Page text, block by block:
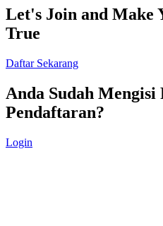
Let's Join and Make
True
Daftar Sekarang
Anda Sudah
Pendaftaran?
Login